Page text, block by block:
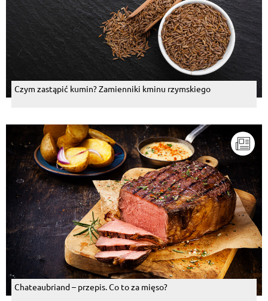
Czym zastąpić kumin? Zamienniki kminu rzymskiego
Chateaubriand – przepis. Co to za mięso?